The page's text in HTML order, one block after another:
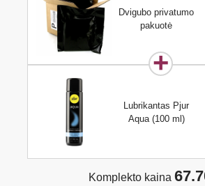
Dvigubo privatumo
pakuotė
Lubrikantas Pjur
Aqua (100 ml)
Komplekto kaina